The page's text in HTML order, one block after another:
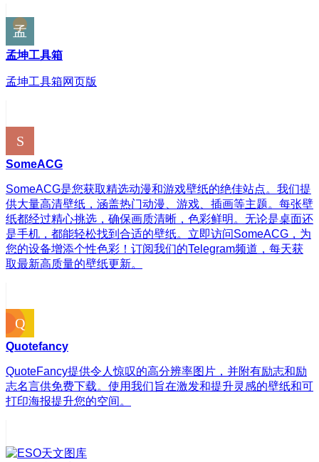
孟坤工具箱
孟坤工具箱网页版
SomeACG
SomeACG是您获取精选动漫和游戏壁纸的绝佳站点。我们提
供大量高清壁纸，涵盖热门动漫、游戏、插画等主题。每张壁
纸都经过精心挑选，确保画质清晰，色彩鲜明。无论是桌面还
是手机，都能轻松找到合适的壁纸。立即访问SomeACG，为
您的设备增添个性色彩！订阅我们的Telegram频道，每天获
取最新高质量的壁纸更新。
Quotefancy
QuoteFancy提供令人惊叹的高分辨率图片，并附有励志和励
志名言供免费下载。使用我们旨在激发和提升灵感的壁纸和可
打印海报提升您的空间。